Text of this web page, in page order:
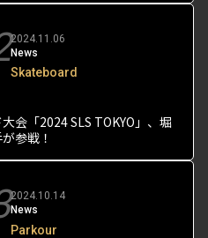
2024.11.06
News
Skateboard
会「2024 SLS TOKYO」、堀
参戦！
2024.10.14
News
Parkour